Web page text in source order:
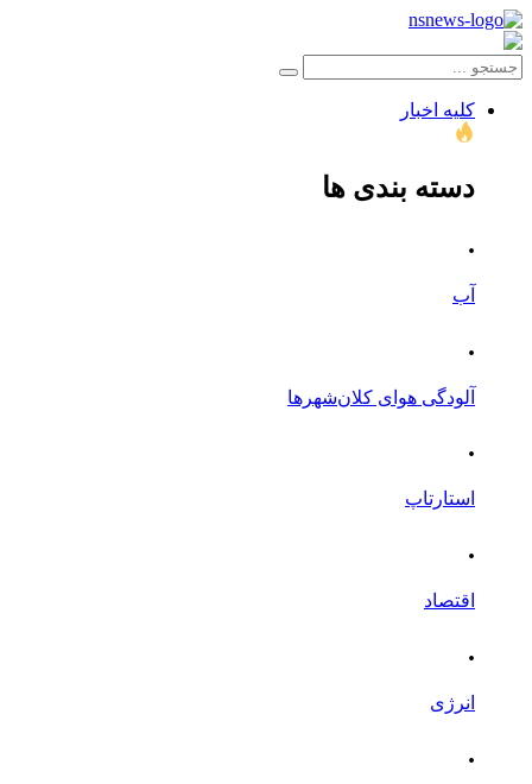
کلیه اخبار
دسته بندی ها
.
آب
.
آلودگی هوای کلان‌شهرها
.
استارتاپ
.
اقتصاد
.
انرژی
.